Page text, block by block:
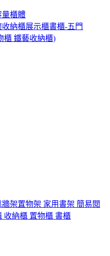
量櫃體
納櫃展示櫃書櫃-五門
櫃 鐵藝收納櫃)
牆架置物架 家用書架 簡易閱
收納櫃 置物櫃 書櫃